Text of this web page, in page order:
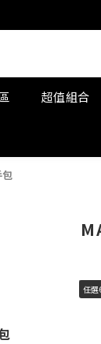
超值組合
包
任